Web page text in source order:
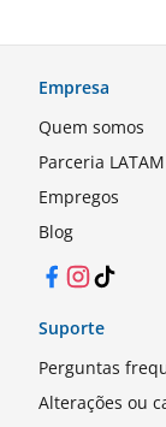
Empresa
Quem somos
Parceria
Empregos
Blog
Facebook
Instagram
TikTok
Suporte
Perguntas
Alterações ou